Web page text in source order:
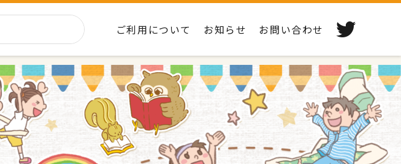
ご利用について お知らせ お問い合わせ